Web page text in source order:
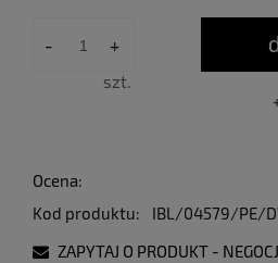
- +
szt.
Ocena:
Kod produktu:
IBL/04579/PE/
ZAPYTAJ O PRODUKT -